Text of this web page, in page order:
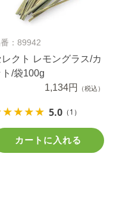
：89942
レクト レモングラス/カ
ト/袋100g
1,134円
（税込）
5.0 （1）
カートに入れる